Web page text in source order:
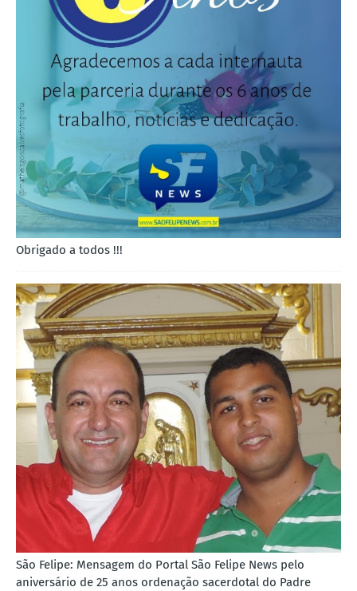
Obrigado a todos !!!
São Felipe: Mensagem do Portal São Felipe News pelo
aniversário de 25 anos ordenação sacerdotal do Padre